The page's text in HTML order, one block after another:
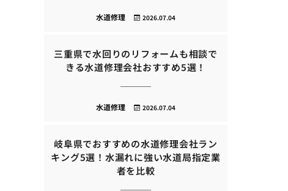
2026.07.04
水道修理
三重県で水回りのリフォームも相談で
きる水道修理会社おすすめ5選！
2026.07.04
水道修理
岐阜県でおすすめの水道修理会社ラン
キング5選！水漏れに強い水道局指定業
者を比較